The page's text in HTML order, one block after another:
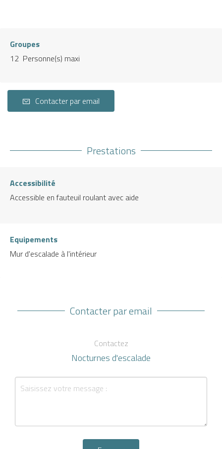
Groupes
12 Personne(s) maxi
Contacter par email
Prestations
Accessibilité
Accessible en fauteuil roulant avec aide
Equipements
Mur d'escalade à l'intérieur
Contacter par email
Contactez
Nocturnes d'escalade